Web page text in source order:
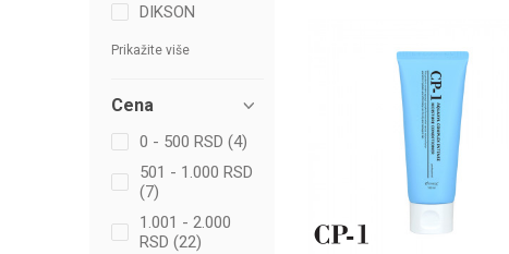
DIKSON
Prikažite više
Cena
0 - 500 RSD (4)
501 - 1.000 RSD
(7)
1.001 - 2.000
RSD (22)